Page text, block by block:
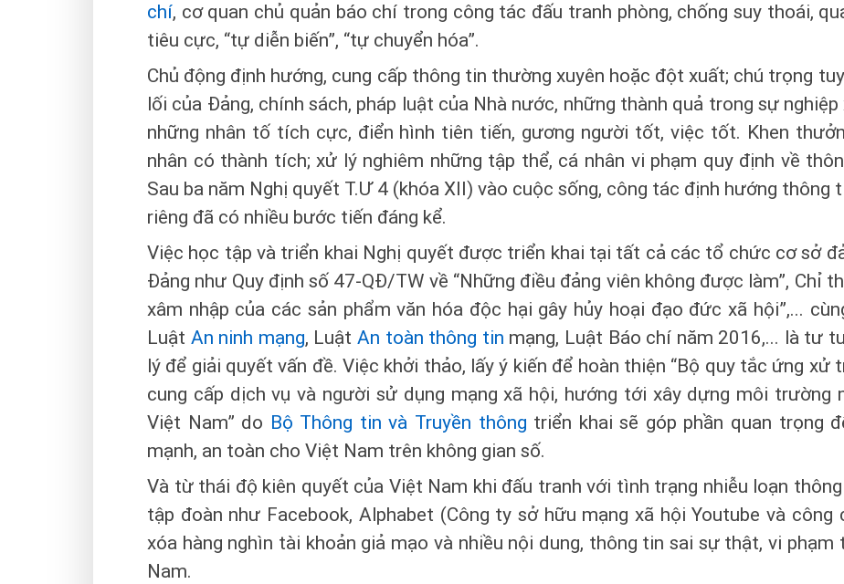
chí, cơ quan chủ quản báo chí trong công tác đấu tranh phòng, chống suy thoái,
tiêu cực, “tự diễn biến”, “tự chuyển hóa”.
Chủ động định hướng, cung cấp thông tin thường xuyên hoặc đột xuất; chú trọng
lối của Đảng, chính sách, pháp luật của Nhà nước, những thành quả trong sự
những nhân tố tích cực, điển hình tiên tiến, gương người tốt, việc tốt. Khen
nhân có thành tích; xử lý nghiêm những tập thể, cá nhân vi phạm quy định về
Sau ba năm Nghị quyết T.Ư 4 (khóa XII) vào cuộc sống, công tác định hướng thông
riêng đã có nhiều bước tiến đáng kể.
Việc học tập và triển khai Nghị quyết được triển khai tại tất cả các tổ chức cơ sở
Đảng như Quy định số 47-QĐ/TW về “Những điều đảng viên không được làm”, Chỉ
xâm nhập của các sản phẩm văn hóa độc hại gây hủy hoại đạo đức xã hội”,...
Luật An ninh mạng, Luật An toàn thông tin mạng, Luật Báo chí năm 2016,... là tư
lý để giải quyết vấn đề. Việc khởi thảo, lấy ý kiến để hoàn thiện “Bộ quy tắc ứng xử
cung cấp dịch vụ và người sử dụng mạng xã hội, hướng tới xây dựng môi trường
Việt Nam” do Bộ Thông tin và Truyền thông triển khai sẽ góp phần quan trọng
mạnh, an toàn cho Việt Nam trên không gian số.
Và từ thái độ kiên quyết của Việt Nam khi đấu tranh với tình trạng nhiễu loạn
tập đoàn như Facebook, Alphabet (Công ty sở hữu mạng xã hội Youtube và
xóa hàng nghìn tài khoản giả mạo và nhiều nội dung, thông tin sai sự thật, vi
Nam.